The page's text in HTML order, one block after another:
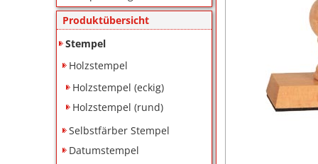
Produktübersicht
Stempel
Holzstempel
Holzstempel (eckig)
Holzstempel (rund)
Selbstfärber Stempel
Datumstempel